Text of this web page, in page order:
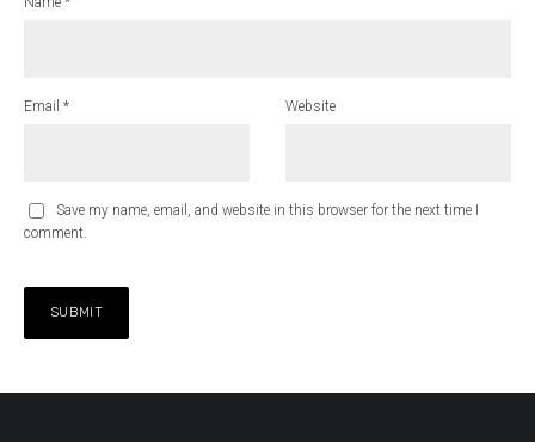
Email * Website
Save my name, email, and website in this browser for the next time I
comment.